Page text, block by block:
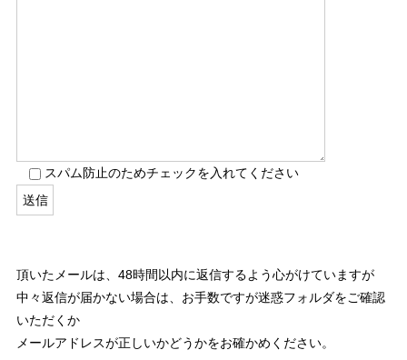
スパム防止のためチェックを入れてください
頂いたメールは、48時間以内に返信するよう心がけていますが
中々返信が届かない場合は、お手数ですが迷惑フォルダをご確認
いただくか
メールアドレスが正しいかどうかをお確かめください。